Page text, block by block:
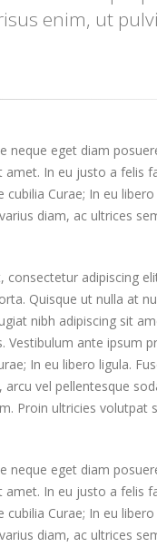
enim, ut
neque eget diam
In eu justo a felis
Curae; In eu
diam, ac ultrices
adipiscing
Quisque ut nulla at
nibh adipiscing sit
Vestibulum ante ipsum
In eu libero ligula.
vel pellentesque
Proin ultricies volutpat
neque eget diam
In eu justo a felis
Curae; In eu
diam, ac ultrices